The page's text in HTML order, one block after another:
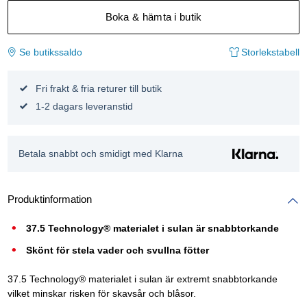
Boka & hämta i butik
Se butikssaldo Storlekstabell
Fri frakt & fria returer till butik
1-2 dagars leveranstid
Betala snabbt och smidigt med Klarna
Produktinformation
37.5 Technology® materialet i sulan är snabbtorkande
Skönt för stela vader och svullna fötter
37.5 Technology® materialet i sulan är extremt snabbtorkande
vilket minskar risken för skavsår och blåsor.